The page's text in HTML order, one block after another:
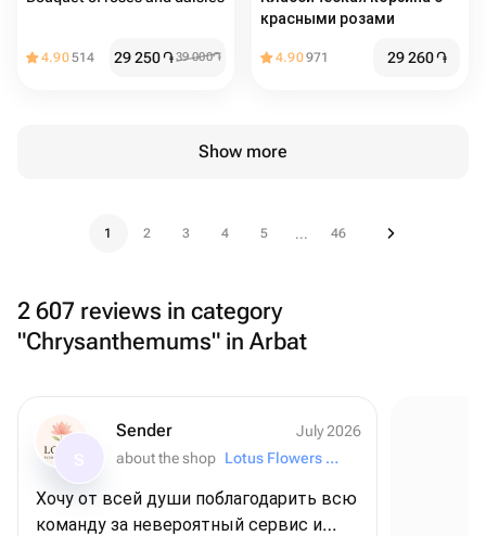
4.90514 29 250֏39 000֏
красными розами
4.90971 29 260֏
Show more
1 2 3 4 5 ... 46
2 607 reviews in category
"Chrysanthemums" in Arbat
Sender
July 2026
about the shop
Lotus Flowers and Gifts
Хочу от всей души поблагодарить всю
команду за невероятный сервис и